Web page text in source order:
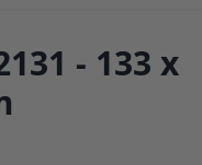
- 133 x